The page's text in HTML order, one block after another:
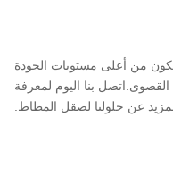
من أعلى مستويات الجودة
القصوى.اتصل بنا اليوم لمعرفة
عن حلولنا لصقل المطاط.